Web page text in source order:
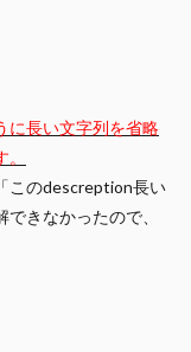
に長い文字列を省略
このdescreption長い
きなかったので、